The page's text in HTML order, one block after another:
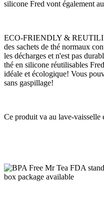
silicone Fred vont également
ECO-FRIENDLY &
des sachets de thé normaux
les décharges et n'est pas
thé en silicone réutilisables
idéale et écologique! Vous
sans gaspillage!
Ce produit va au lave-vaisselle